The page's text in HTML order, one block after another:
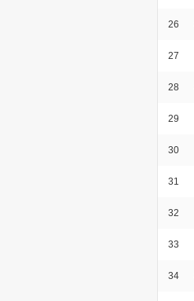
26
27
28
29
30
31
32
33
34